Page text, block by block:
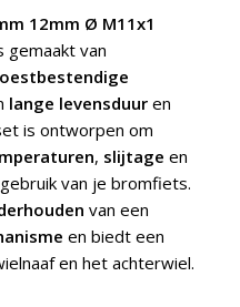
12mm Ø M11x1
gemaakt van
lange levensduur en
is ontworpen om
, slijtage en
van je bromfiets.
van een
en biedt een
en het achterwiel.